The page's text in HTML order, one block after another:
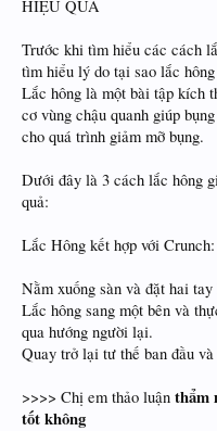
HIỆU QUẢ
Trước khi tìm hiểu các cách
tìm hiểu lý do tại sao lắc
Lắc hông là một bài tập kích
cơ vùng chậu quanh giúp
cho quá trình giảm mỡ bụng.
Dưới đây là 3 cách lắc hông
quả:
Lắc Hông kết hợp với Crunch:
Nằm xuống sàn và đặt hai tay
Lắc hông sang một bên và
qua hướng người lại.
Quay trở lại tư thế ban đầu
>>>> Chị em thảo luận thẩm
tốt không